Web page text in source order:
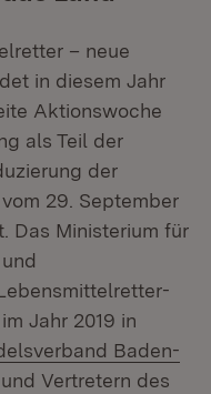
– neue
in diesem Jahr
Aktionswoche
als Teil der
der
29. September
Das Ministerium für
Jahr 2019 in
Baden-
Fenster)
und Vertretern des